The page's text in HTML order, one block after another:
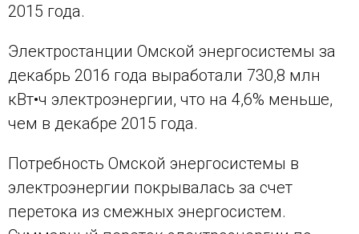
2015 года.
Электростанции Омской энергосистемы за
декабрь 2016 года выработали 730,8 млн
кВт•ч электроэнергии, что на 4,6% меньше,
чем в декабре 2015 года.
Потребность Омской энергосистемы в
электроэнергии покрывалась за счет
перетока из смежных энергосистем.